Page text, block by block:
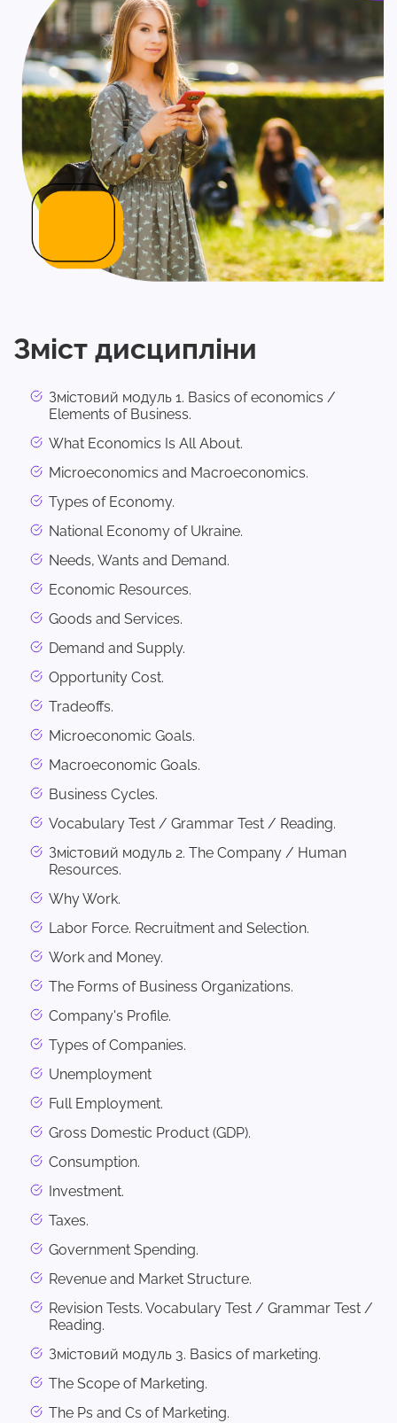
Зміст дисципліни
Змістовий модуль 1. Basics of economics /
Elements of Business.
What Economics Is All About.
Microeconomics and Macroeconomics.
Types of Economy.
National Economy of Ukraine.
Needs, Wants and Demand.
Economic Resources.
Goods and Services.
Demand and Supply.
Opportunity Cost.
Tradeoffs.
Microeconomic Goals.
Macroeconomic Goals.
Business Cycles.
Vocabulary Test / Grammar Test / Reading.
Змістовий модуль 2. The Company / Human
Resources.
Why Work.
Labor Force. Recruitment and Selection.
Work and Money.
The Forms of Business Organizations.
Company's Profile.
Types of Companies.
Unemployment
Full Employment.
Gross Domestic Product (GDP).
Consumption.
Investment.
Taxes.
Government Spending.
Revenue and Market Structure.
Revision Tests. Vocabulary Test / Grammar Test /
Reading.
Змістовий модуль 3. Basics of marketing.
The Scope of Marketing.
The Ps and Cs of Marketing.